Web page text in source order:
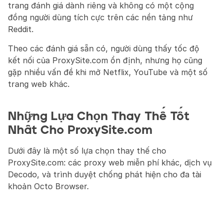
trang đánh giá dành riêng và không có một cộng
đồng người dùng tích cực trên các nền tảng như
Reddit.
Theo các đánh giá sẵn có, người dùng thấy tốc độ
kết nối của ProxySite.com ổn định, nhưng họ cũng
gặp nhiều vấn đề khi mở Netflix, YouTube và một số
trang web khác.
Những Lựa Chọn Thay Thế Tốt
Nhất Cho ProxySite.com
Dưới đây là một số lựa chọn thay thế cho
ProxySite.com: các proxy web miễn phí khác, dịch vụ
Decodo, và trình duyệt chống phát hiện cho đa tài
khoản Octo Browser.